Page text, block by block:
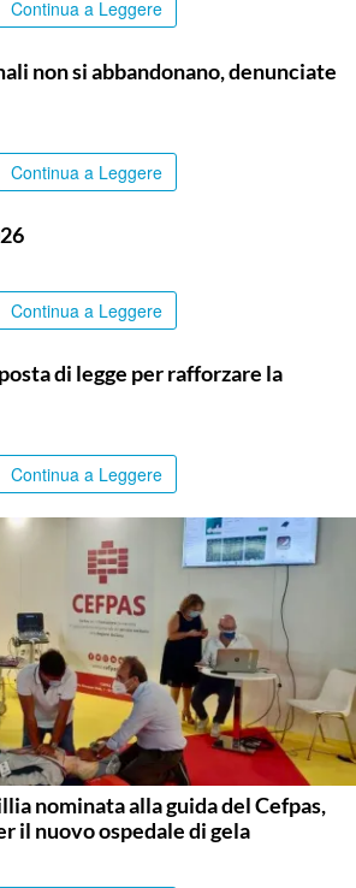
Continua a Leggere
non si abbandonano, denunciate
Continua a Leggere
Continua a Leggere
di legge per rafforzare la
Continua a Leggere
nominata alla guida del Cefpas,
il nuovo ospedale di gela